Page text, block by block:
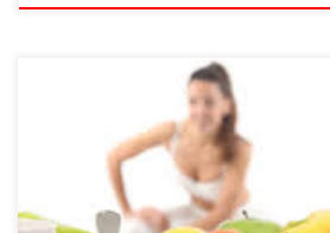
Ще тільки початок літа, але пляжний
Сонечко припікає і спонукає нас все
жінки планети, як і наші чарівні
річці або на березі моря, а не в